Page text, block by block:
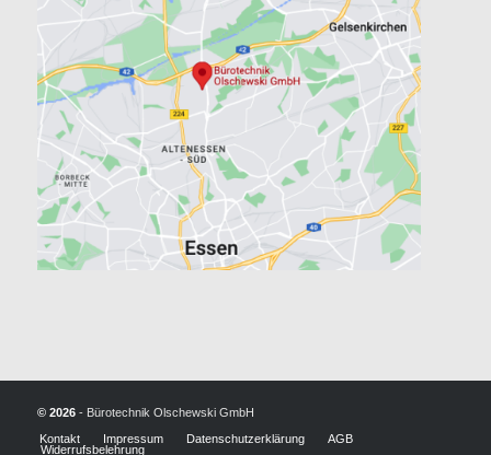
© 2026- Bürotechnik Olschewski GmbH
Kontakt
Impressum Datenschutzerklärung
AGB
Widerrufsbelehrung